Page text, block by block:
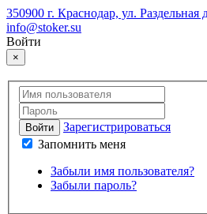
350900 г. Краснодар, ул.
info@stoker.su
Войти
×
Войти
Зарегистрироваться
Запомнить меня
Забыли имя пользователя?
Забыли пароль?